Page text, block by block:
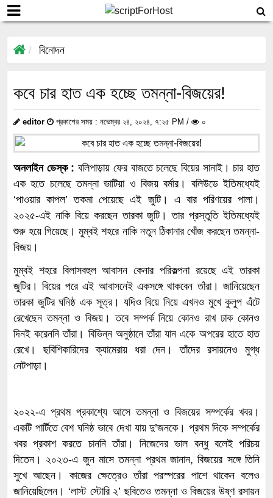
বিনোদন
কবে চার হাত এক হচ্ছে তমন্না-বিজয়ের!
editor প্রকাশের সময় : নভেম্বর ২৪, ২০২৪, ৭:২৫ PM / ০
অনলাইন ডেস্ক : বলিপাড়ায় ফের বাজতে চলেছে বিয়ের সানাই। চার হাত
এক হতে চলেছে তমন্না ভাটিয়া ও বিজয় বর্মার। বলিউডে ইতিমধ্যেই
‘পাওয়ার কাপল’ তকমা পেয়েছে এই জুটি। এ বার পরিণয়ের পালা।
২০২৫-এই নাকি বিয়ে করছেন তারকা জুটি। তার প্রস্তুতি ইতিমধ্যেই
শুরু হয়ে গিয়েছে। মুম্বই শহরে নাকি নতুন ঠিকানার খোঁজ করছেন তমন্না-
বিজয়।
মুম্বই শহরে বিলাসবহুল আবাসন কেনার পরিকল্পনা রয়েছে এই তারকা
জুটির। বিয়ের পরে এই আবাসনেই একসঙ্গে থাকবেন তাঁরা। জানিয়েছেন
তারকা জুটির ঘনিষ্ঠ এক সূত্র। যদিও বিয়ে নিয়ে এখনও মুখে কুলুপ এঁটে
রেখেছেন তমন্না ও বিজয়। তবে সম্পর্ক নিয়ে কোনও রাখ ঢাক কোনও
দিনই করেননি তাঁরা। বিভিন্ন অনুষ্ঠানে তাঁরা যান একে অপরের হাতে হাত
রেখে। ছবিশিকারিদের ক্যামেরায় ধরা দেন। তাঁদের রসায়নেও মুগ্ধ
নেটপাড়া।
২০২২-এ প্রথম প্রকাশ্যে আসে তমন্না ও বিজয়ের সম্পর্কের খবর।
একটি পার্টিতে বেশ ঘনিষ্ঠ ভাবে দেখা যায় দু’জনকে। প্রথম দিকে সম্পর্কের
খবর প্রকাশ করতে চাননি তাঁরা। নিজেদের ভাল বন্ধু বলেই পরিচয়
দিতেন। ২০২৩-এ জুন মাসে তমন্না প্রথম জানান, বিজয়ের সঙ্গে তিনি
সুখে আছেন। কাজের ক্ষেত্রেও তাঁরা পরস্পরের পাশে থাকেন বলেও
জানিয়েছিলেন। ‘লাস্ট স্টোরি ২’ ছবিতেও তমন্না ও বিজয়ের উষ্ণ রসায়ন